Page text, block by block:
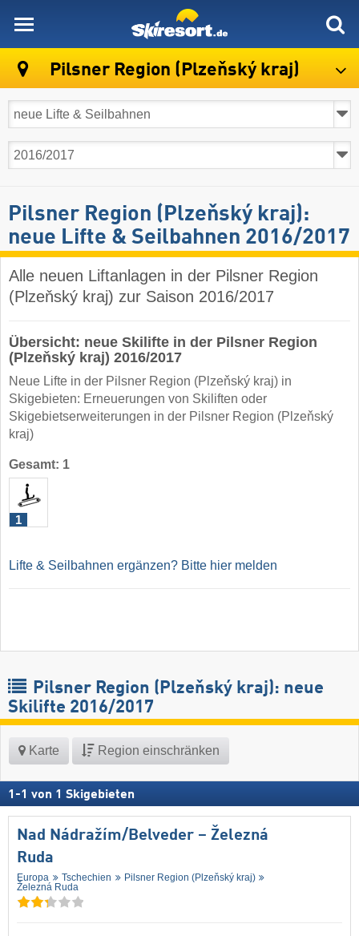
Pilsner Region (Plzeňský kraj)
Pilsner Region (Plzeňský kraj):
neue Lifte & Seilbahnen 2016/2017
Alle neuen Liftanlagen in der Pilsner Region
(Plzeňský kraj) zur Saison 2016/2017
Übersicht: neue Skilifte in der Pilsner Region
(Plzeňský kraj) 2016/2017
Neue Lifte in der Pilsner Region (Plzeňský kraj) in
Skigebieten: Erneuerungen von Skiliften oder
Skigebietserweiterungen in der Pilsner Region (Plzeňský
kraj)
Gesamt: 1
1
Lifte & Seilbahnen ergänzen? Bitte hier melden
Pilsner Region (Plzeňský kraj): neue
Skilifte 2016/2017
Karte Region einschränken
1 -1 von 1 Skigebieten
Nad Nádražím/​Belveder – Železná
Ruda
Europa Tschechien
Pilsner Region (Plzeňský kraj)
Železná Ruda